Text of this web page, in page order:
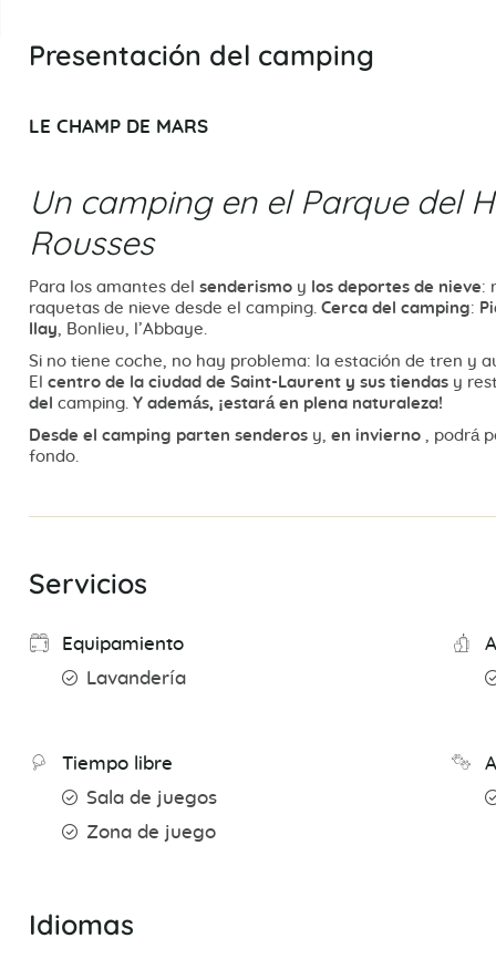
Presentación del camping
LE CHAMP DE MARS
Un camping en el Parque del
Rousses
Para los amantes del senderismoy los deportes de nieve:
raquetas de nieve desde el camping. Cerca del camping:
Ilay, Bonlieu, l’Abbaye.
Si no tiene coche, no hay problema: la estación de tren y
El centro de la ciudad de Saint-Laurent y sus tiendasy
del camping. Y además, ¡estará en plena naturaleza!
Desde el camping parten senderos y, en invierno , podrá
fondo.
Servicios
Equipamiento
Lavandería
Tiempo libre
Sala de juegos
Zona de juego
Idiomas